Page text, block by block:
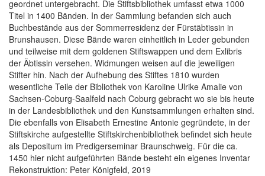
geordnet untergebracht. Die Stiftsbibliothek umfasst etwa 1000
Titel in 1400 Bänden. In der Sammlung befanden sich auch
Buchbestände aus der Sommerresidenz der Fürstäbtissin in
Brunshausen. Diese Bände waren einheitlich in Leder gebunden
und teilweise mit dem goldenen Stiftswappen und dem Exlibris
der Äbtissin versehen. Widmungen weisen auf die jeweiligen
Stifter hin. Nach der Aufhebung des Stiftes 1810 wurden
wesentliche Teile der Bibliothek von Karoline Ulrike Amalie von
Sachsen-Coburg-Saalfeld nach Coburg gebracht wo sie bis heute
in der Landesbibliothek und den Kunstsammlungen erhalten sind.
Die ebenfalls von Elisabeth Ernestine Antonie gegründete, in der
Stiftskirche aufgestellte Stiftskirchenbibliothek befindet sich heute
als Depositum im Predigerseminar Braunschweig. Für die ca.
1450 hier nicht aufgeführten Bände besteht ein eigenes Inventar
Rekonstruktion: Peter Königfeld, 2019